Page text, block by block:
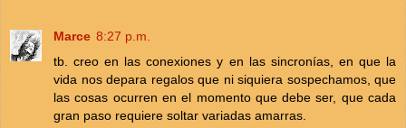
Marce 8:27 p.m.
tb. creo en las conexiones y en las sincronías, en que la
vida nos depara regalos que ni siquiera sospechamos, que
las cosas ocurren en el momento que debe ser, que cada
gran paso requiere soltar variadas amarras.